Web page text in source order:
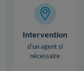
Intervention
d’un agent si
nécessaire